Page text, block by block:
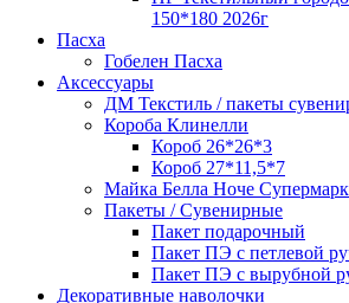
150*180 2026г
Пасха
Гобелен Пасха
Аксессуары
ДМ Текстиль / пакеты
Короба Клинелли
Короб 26*26*3
Короб 27*11,5*7
Майка Белла Ноче
Пакеты / Сувенирные
Пакет подарочный
Пакет ПЭ с петлевой
Пакет ПЭ с вырубной
Декоративные наволочки